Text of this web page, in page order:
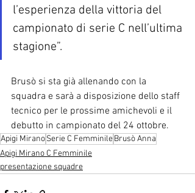
l’esperienza della vittoria del
campionato di serie C nell’ultima
stagione”.
Brusò si sta già allenando con la
squadra e sarà a disposizione dello staff
tecnico per le prossime amichevoli e il
debutto in campionato del 24 ottobre.
Apigi MiranoSerie C FemminileBrusò Anna
Apigi Mirano C Femminile
presentazione squadre